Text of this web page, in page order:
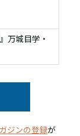
万城目学・
ジンの登録が